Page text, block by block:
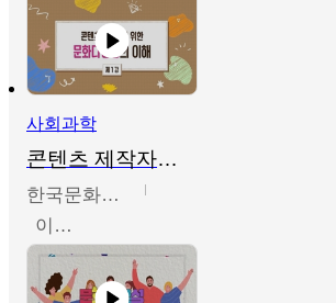
사회과학
콘텐츠 제작자를 위한 문화다양성의 이해
한국문화예술교육진흥원
이성민